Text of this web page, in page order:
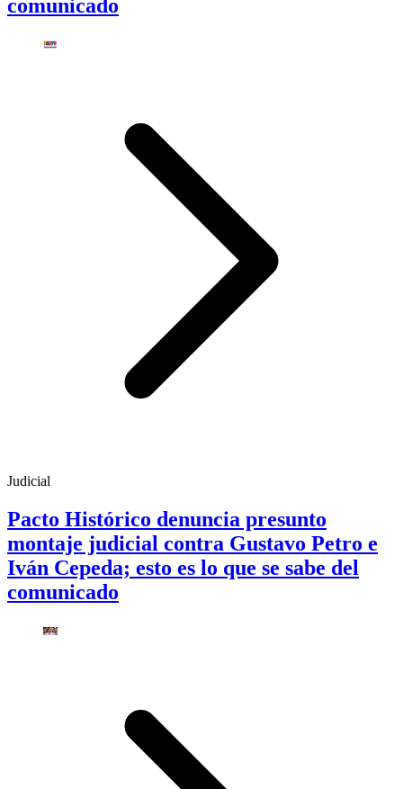
comunicado
Judicial
Pacto Histórico denuncia presunto
montaje judicial contra Gustavo Petro e
Iván Cepeda; esto es lo que se sabe del
comunicado